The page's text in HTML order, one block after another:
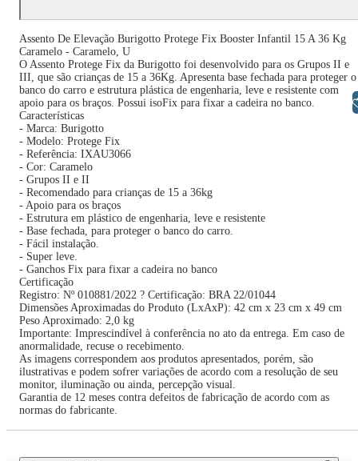
Assento De Elevação Burigotto Protege Fix Booster Infantil 15 A 36 Kg
Caramelo - Caramelo, U
O Assento Protege Fix da Burigotto foi desenvolvido para os Grupos II e
III, que são crianças de 15 a 36Kg. Apresenta base fechada para proteger o
banco do carro e estrutura plástica de engenharia, leve e resistente com
apoio para os braços. Possui isoFix para fixar a cadeira no banco.
Características
- Marca: Burigotto
- Modelo: Protege Fix
- Referência: IXAU3066
- Cor: Caramelo
- Grupos II e II
- Recomendado para crianças de 15 a 36kg
- Apoio para os braços
- Estrutura em plástico de engenharia, leve e resistente
- Base fechada, para proteger o banco do carro.
- Fácil instalação.
- Super leve.
- Ganchos Fix para fixar a cadeira no banco
Certificação
Registro: Nº 010881/2022 ? Certificação: BRA 22/01044
Dimensões Aproximadas do Produto (LxAxP): 42 cm x 23 cm x 49 cm
Peso Aproximado: 2,0 kg
Importante: Imprescindível à conferência no ato da entrega. Em caso de
anormalidade, recuse o recebimento.
As imagens correspondem aos produtos apresentados, porém, são
ilustrativas e podem sofrer variações de acordo com a resolução de seu
monitor, iluminação ou ainda, percepção visual.
Garantia de 12 meses contra defeitos de fabricação de acordo com as
normas do fabricante.
Libras